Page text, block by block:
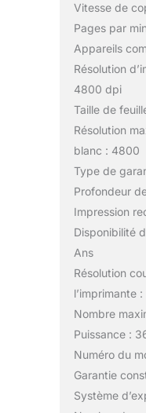
Vitesse de
Pages par
Appareils
Résolution
4800 dpi
Taille de
Résolution
blanc : 4800
Type de
Profondeur
Impression
Disponibilité
Ans
Résolution
l’imprimante
Nombre
Puissance :
Numéro du
Garantie
Système